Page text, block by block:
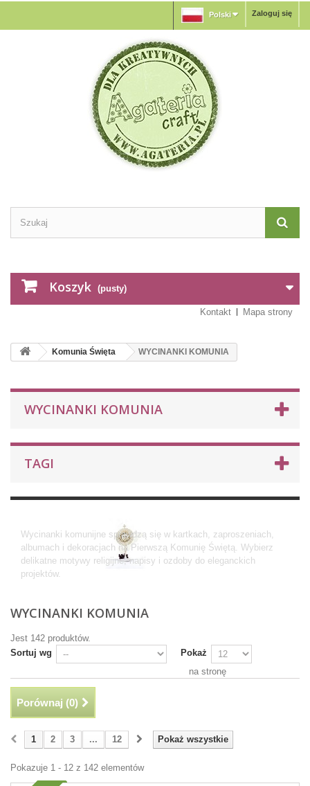
Zaloguj się
Polski
Koszyk (pusty)
Kontakt Mapa strony
Komunia Święta WYCINANKI KOMUNIA
WYCINANKI KOMUNIA
TAGI
Wycinanki komunijne sprawdzą się w kartkach, zaproszeniach,
albumach i dekoracjach na Pierwszą Komunię Świętą. Wybierz
delikatne motywy religijne, napisy i ozdoby do eleganckich
projektów.
WYCINANKI KOMUNIA
Jest 142 produktów.
Sortuj wg
Pokaż
na stronę
Porównaj (0)
Pokaż wszystkie
1 2 3 ... 12
Pokazuje 1 - 12 z 142 elementów